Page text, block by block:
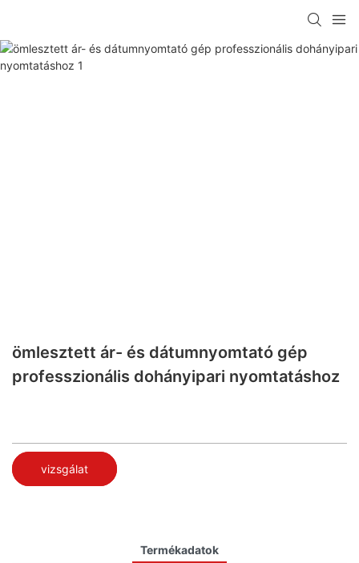
ömlesztett ár- és dátumnyomtató gép
professzionális dohányipari nyomtatáshoz
vizsgálat
Termékadatok